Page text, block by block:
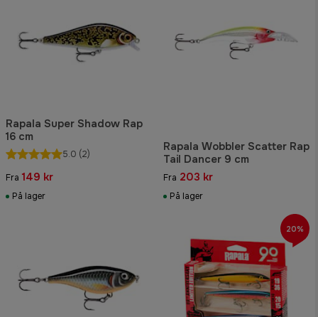
Rapala Super Shadow Rap
16 cm
5.0 (2)
Fra 149 kr
På lager
Rapala Wobbler Scatter Rap
Tail Dancer 9 cm
Fra 203 kr
På lager
20%